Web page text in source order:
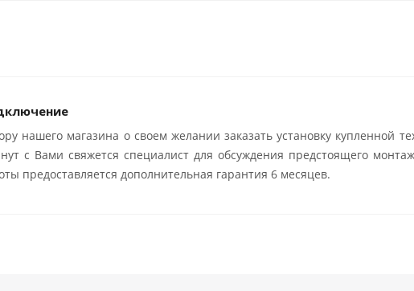
нашего магазина о своем желании заказать установку купленной
с Вами свяжется специалист для обсуждения предстоящего
предоставляется дополнительная гарантия 6 месяцев.